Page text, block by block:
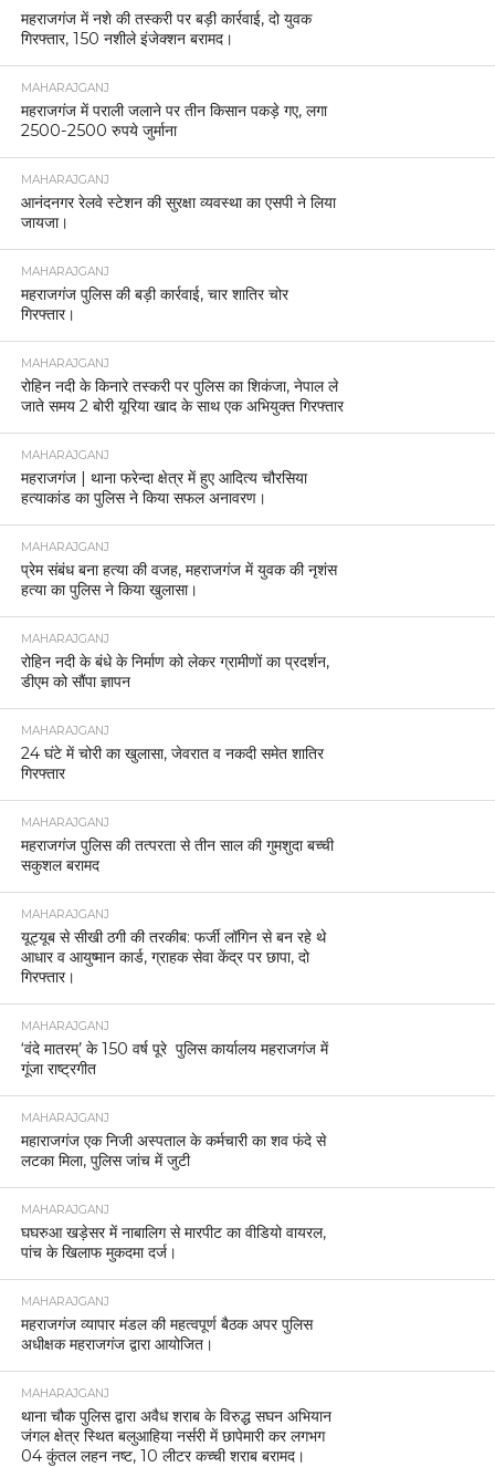
महराजगंज में नशे की तस्करी पर बड़ी कार्रवाई, दो युवक
गिरफ्तार, 150 नशीले इंजेक्शन बरामद।
MAHARAJGANJ
महराजगंज में पराली जलाने पर तीन किसान पकड़े गए, लगा
2500-2500 रुपये जुर्माना
MAHARAJGANJ
आनंदनगर रेलवे स्टेशन की सुरक्षा व्यवस्था का एसपी ने लिया
जायजा।
MAHARAJGANJ
महराजगंज पुलिस की बड़ी कार्रवाई, चार शातिर चोर
गिरफ्तार।
MAHARAJGANJ
रोहिन नदी के किनारे तस्करी पर पुलिस का शिकंजा, नेपाल ले
जाते समय 2 बोरी यूरिया खाद के साथ एक अभियुक्त गिरफ्तार
MAHARAJGANJ
महराजगंज | थाना फरेन्दा क्षेत्र में हुए आदित्य चौरसिया
हत्याकांड का पुलिस ने किया सफल अनावरण।
MAHARAJGANJ
प्रेम संबंध बना हत्या की वजह, महराजगंज में युवक की नृशंस
हत्या का पुलिस ने किया खुलासा।
MAHARAJGANJ
रोहिन नदी के बंधे के निर्माण को लेकर ग्रामीणों का प्रदर्शन,
डीएम को सौंपा ज्ञापन
MAHARAJGANJ
24 घंटे में चोरी का खुलासा, जेवरात व नकदी समेत शातिर
गिरफ्तार
MAHARAJGANJ
महराजगंज पुलिस की तत्परता से तीन साल की गुमशुदा बच्ची
सकुशल बरामद
MAHARAJGANJ
यूट्यूब से सीखी ठगी की तरकीब: फर्जी लॉगिन से बन रहे थे
आधार व आयुष्मान कार्ड, ग्राहक सेवा केंद्र पर छापा, दो
गिरफ्तार।
MAHARAJGANJ
‘वंदे मातरम्’ के 150 वर्ष पूरे पुलिस कार्यालय महराजगंज में
गूंजा राष्ट्रगीत
MAHARAJGANJ
महाराजगंज एक निजी अस्पताल के कर्मचारी का शव फंदे से
लटका मिला, पुलिस जांच में जुटी
MAHARAJGANJ
घघरुआ खड़ेसर में नाबालिग से मारपीट का वीडियो वायरल,
पांच के खिलाफ मुकदमा दर्ज।
MAHARAJGANJ
महराजगंज व्यापार मंडल की महत्वपूर्ण बैठक अपर पुलिस
अधीक्षक महराजगंज द्वारा आयोजित।
MAHARAJGANJ
थाना चौक पुलिस द्वारा अवैध शराब के विरुद्ध सघन अभियान
जंगल क्षेत्र स्थित बलुआहिया नर्सरी में छापेमारी कर लगभग
04 कुंतल लहन नष्ट, 10 लीटर कच्ची शराब बरामद।